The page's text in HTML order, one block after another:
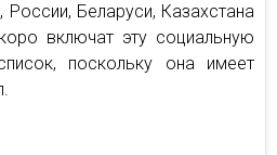
России, Беларуси, Казахстана
включат эту социальную
поскольку она имеет